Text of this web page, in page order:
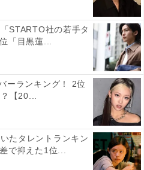
STARTO社の若手タ
「目黒蓮...
ーランキング！ 2位
【20...
たタレントランキン
で抑えた1位...